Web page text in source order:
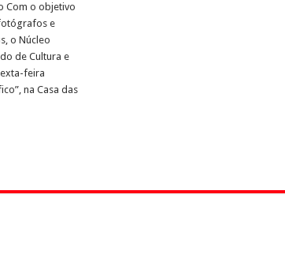
Com o objetivo
e
o Núcleo
de Cultura e
feira
na Casa das